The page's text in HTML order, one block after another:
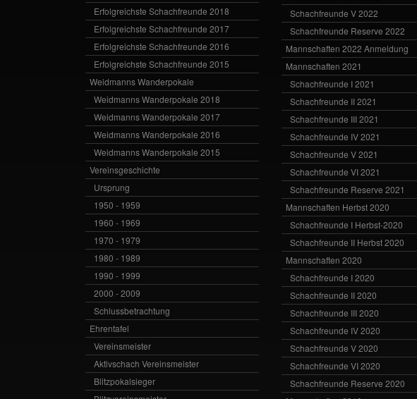
Erfolgreichste Schachfreunde 2018
Erfolgreichste Schachfreunde 2017
Erfolgreichste Schachfreunde 2016
Erfolgreichste Schachfreunde 2015
Weidmanns Wanderpokale
Weidmanns Wanderpokale 2018
Weidmanns Wanderpokale 2017
Weidmanns Wanderpokale 2016
Weidmanns Wanderpokale 2015
Vereinsgeschichte
Ursprung
1950 - 1959
1960 - 1969
1970 - 1979
1980 - 1989
1990 - 1999
2000 - 2009
Schlussbetrachtung
Ehrentafel
Vereinsmeister
Aktivschach Vereinsmeister
Blitzpokalsieger
Schachfreunde V 2022
Schachfreunde Reserve 2022
Mannschaften 2022 Anmeldung
Mannschaften 2021
Schachfreunde I 2021
Schachfreunde II 2021
Schachfreunde III 2021
Schachfreunde IV 2021
Schachfreunde V 2021
Schachfreunde VI 2021
Schachfreunde Reserve 2021
Mannschaften Herbst 2020
Schachfreunde I Herbst-2020
Schachfreunde II Herbst 2020
Mannschaften 2020
Schachfreunde I 2020
Schachfreunde II 2020
Schachfreunde III 2020
Schachfreunde IV 2020
Schachfreunde V 2020
Schachfreunde VI 2020
Schachfreunde Reserve 2020